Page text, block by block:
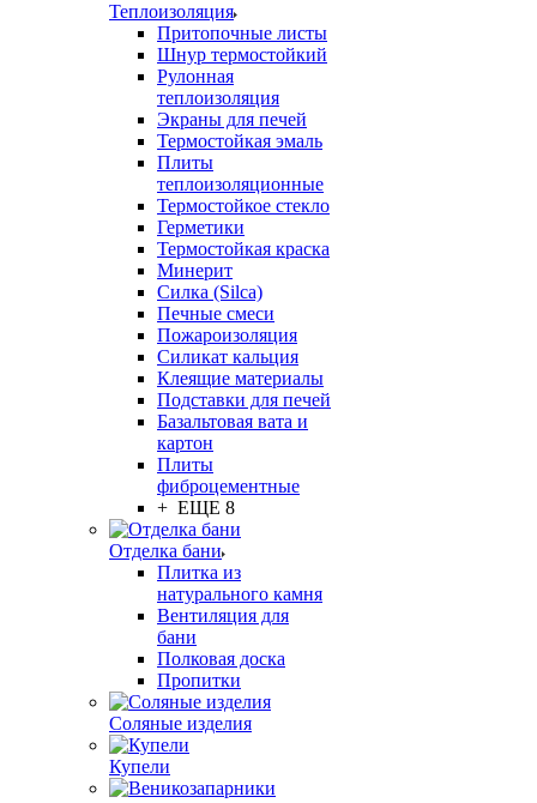
Теплоизоляция
Притопочные листы
Шнур термостойкий
Рулонная
теплоизоляция
Экраны для печей
Термостойкая эмаль
Плиты
теплоизоляционные
Термостойкое стекло
Герметики
Термостойкая краска
Минерит
Силка (Silca)
Печные смеси
Пожароизоляция
Силикат кальция
Клеящие материалы
Подставки для печей
Базальтовая вата и
картон
Плиты
фиброцементные
+ ЕЩЕ 8
Отделка бани
Плитка из
натурального камня
Вентиляция для
бани
Полковая доска
Пропитки
Соляные изделия
Купели